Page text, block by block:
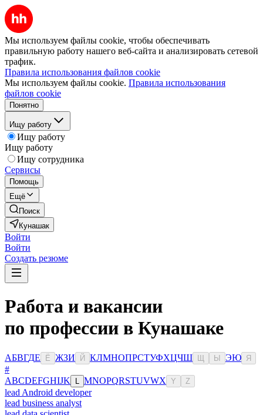
Мы используем файлы cookie, чтобы обеспечивать
правильную работу нашего веб-сайта и анализировать сетевой
трафик.
Правила использования файлов cookie
Мы используем файлы cookie. Правила использования
файлов cookie
Понятно
Ищу работу
Ищу работу
Ищу работу
Ищу сотрудника
Сервисы
Помощь
Ещё
Поиск
Кунашак
Войти
Войти
Создать резюме
Работа и вакансии
по профессии в Кунашаке
АБВГДЕ Ё ЖЗИ Й КЛМНОПРСТУФХЦЧШ Ы ЭЮ Я
#
ABCDEFGHIJK MNOPQRSTUVWX Y Z
lead Android developer
lead business analyst